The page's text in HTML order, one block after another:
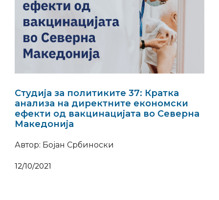
Студија за политиките 37: Кратка
анализа на директните економски
ефекти од вакцинацијата во Северна
Македонија
Автор: Бојан Србиноски
12/10/2021